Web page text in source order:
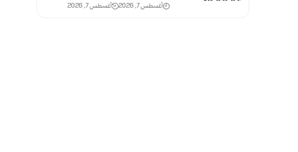
أغسطس 7, 2026 أغسطس 7, 2026